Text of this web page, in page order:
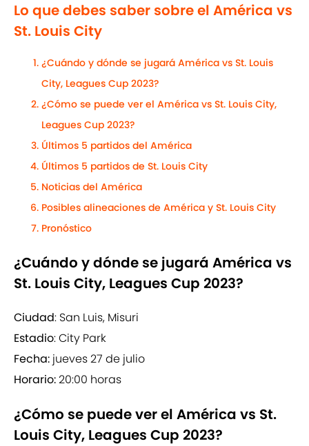
Lo que debes saber sobre el América vs
St. Louis City
¿Cuándo y dónde se jugará América vs St. Louis
City, Leagues Cup 2023?
¿Cómo se puede ver el América vs St. Louis City,
Leagues Cup 2023?
Últimos 5 partidos del América
Últimos 5 partidos de St. Louis City
Noticias del América
Posibles alineaciones de América y St. Louis City
Pronóstico
¿Cuándo y dónde se jugará América vs
St. Louis City, Leagues Cup 2023?
Ciudad: San Luis, Misuri
Estadio: City Park
Fecha: jueves 27 de julio
Horario:20:00 horas
¿Cómo se puede ver el América vs St.
Louis City, Leagues Cup 2023?